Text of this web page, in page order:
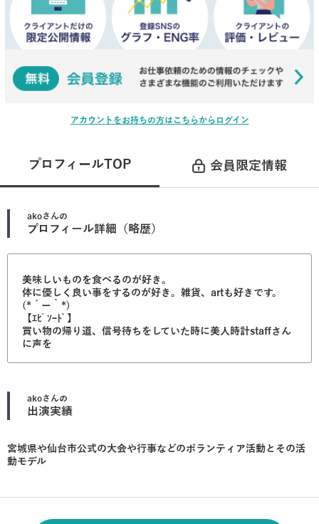
アカウントをお持ちの方はこちらからログイン
プロフィールTOP 会員限定情報
akoさんの
プロフィール詳細（略歴）
美味しいものを食べるのが好き。
体に優しく良い事をするのが好き。雑貨、artも好きです。
(*´ー｀*)
【ｴﾋﾟｿｰﾄﾞ】
買い物の帰り道、信号待ちをしていた時に美人時計staffさん
に声を
akoさんの
出演実績
宮城県や仙台市公式の大会や行事などのボランティア活動とその活
動モデル